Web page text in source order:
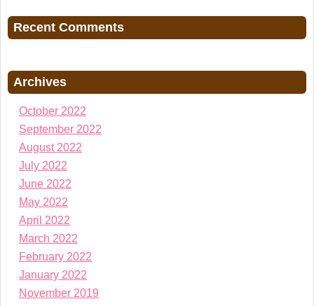
Recent Comments
Archives
October 2022
September 2022
August 2022
July 2022
June 2022
May 2022
April 2022
March 2022
February 2022
January 2022
November 2019